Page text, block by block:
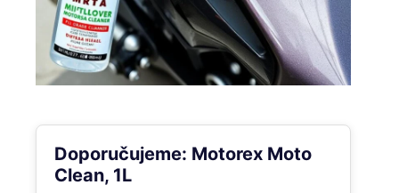
Doporučujeme: Motorex Moto
Clean, 1L